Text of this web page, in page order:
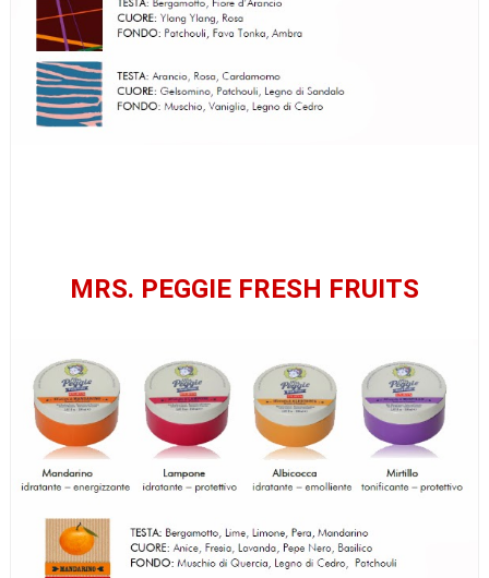
MRS. PEGGIE FRESH FRUITS